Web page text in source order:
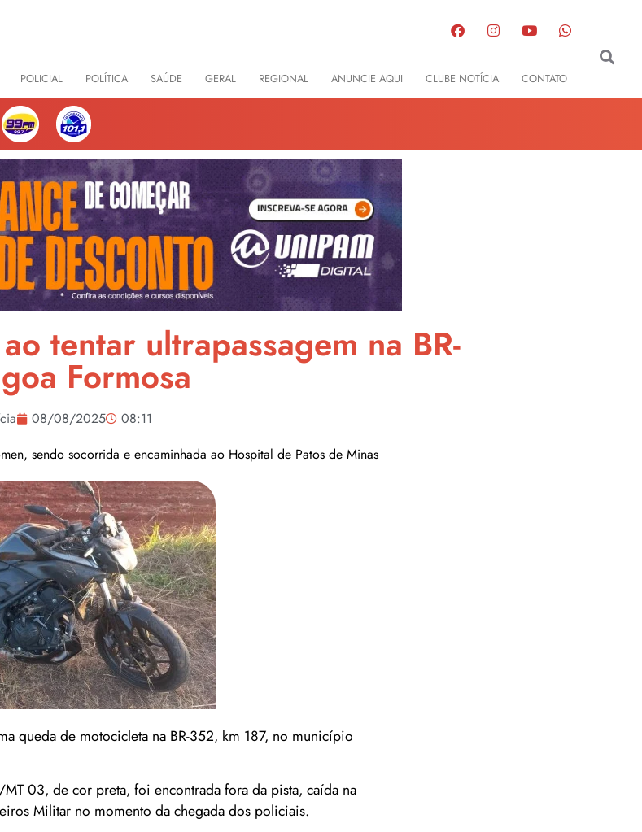
POLICIAL POLÍTICA SAÚDE GERAL REGIONAL ANUNCIE AQUI CLUBE NOTÍCIA CONTATO
tentar ultrapassagem na BR-
Formosa
08/08/2025
08:11
sendo socorrida e encaminhada ao Hospital de Patos de Minas
queda de motocicleta na BR-352, km 187, no município
03, de cor preta, foi encontrada fora da pista, caída na
Militar no momento da chegada dos policiais.